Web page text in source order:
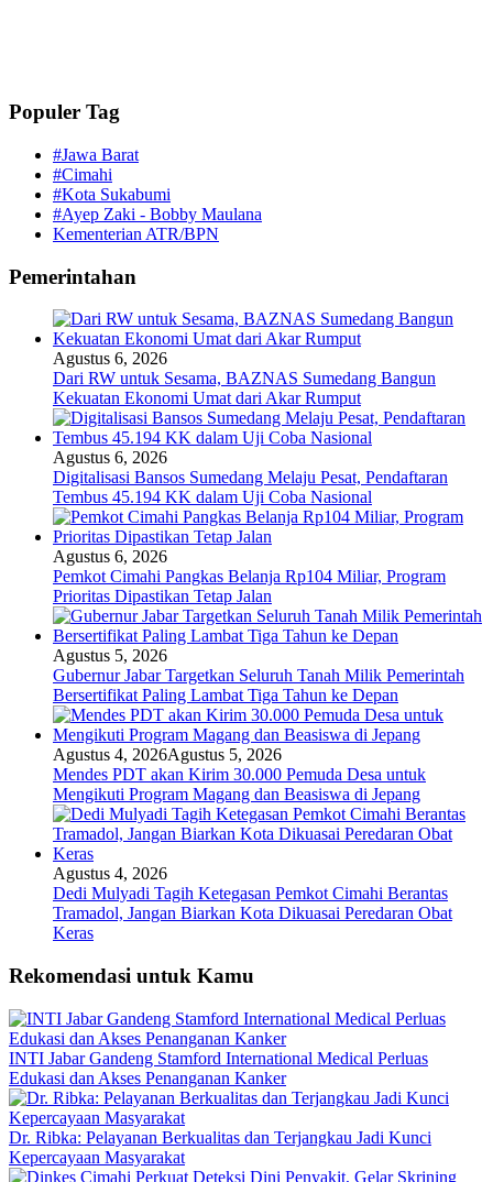
Populer Tag
#Jawa Barat
#Cimahi
#Kota Sukabumi
#Ayep Zaki - Bobby Maulana
Kementerian ATR/BPN
Pemerintahan
Agustus 6, 2026
Dari RW untuk Sesama, BAZNAS Sumedang Bangun
Kekuatan Ekonomi Umat dari Akar Rumput
Agustus 6, 2026
Digitalisasi Bansos Sumedang Melaju Pesat, Pendaftaran
Tembus 45.194 KK dalam Uji Coba Nasional
Agustus 6, 2026
Pemkot Cimahi Pangkas Belanja Rp104 Miliar, Program
Prioritas Dipastikan Tetap Jalan
Agustus 5, 2026
Gubernur Jabar Targetkan Seluruh Tanah Milik Pemerintah
Bersertifikat Paling Lambat Tiga Tahun ke Depan
Agustus 4, 2026Agustus 5, 2026
Mendes PDT akan Kirim 30.000 Pemuda Desa untuk
Mengikuti Program Magang dan Beasiswa di Jepang
Agustus 4, 2026
Dedi Mulyadi Tagih Ketegasan Pemkot Cimahi Berantas
Tramadol, Jangan Biarkan Kota Dikuasai Peredaran Obat
Keras
Rekomendasi untuk Kamu
INTI Jabar Gandeng Stamford International Medical Perluas
Edukasi dan Akses Penanganan Kanker
Dr. Ribka: Pelayanan Berkualitas dan Terjangkau Jadi Kunci
Kepercayaan Masyarakat